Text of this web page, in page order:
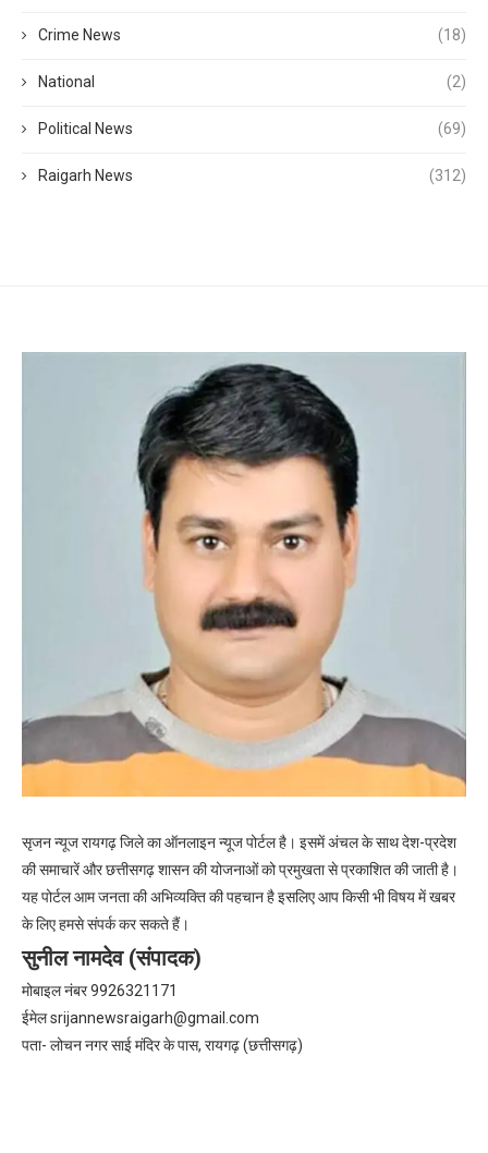
Crime News (18)
National (2)
Political News (69)
Raigarh News (312)
सृजन न्यूज रायगढ़ जिले का ऑनलाइन न्यूज पोर्टल है। इसमें अंचल के साथ देश-प्रदेश
की समाचारें और छत्तीसगढ़ शासन की योजनाओं को प्रमुखता से प्रकाशित की जाती है।
यह पोर्टल आम जनता की अभिव्यक्ति की पहचान है इसलिए आप किसी भी विषय में खबर
के लिए हमसे संपर्क कर सकते हैं।
सुनील नामदेव (संपादक)
मोबाइल नंबर 9926321171
ईमेलsrijannewsraigarh@gmail.com
पता- लोचन नगर साई मंदिर के पास, रायगढ़ (छत्तीसगढ़)